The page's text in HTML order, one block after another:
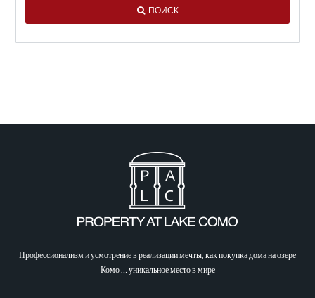
ПОИСК
Philosophie
Профессионализм и усмотрение в реализации мечты, как покупка дома на озере
Комо … уникальное место в мире